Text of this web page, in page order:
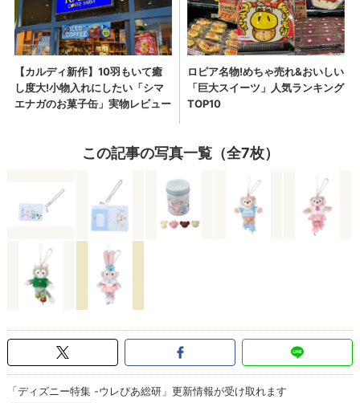
この記事の写真一覧（全7枚）
「ディズニー特集 -ウレぴあ総研」更新情報が受け取れます